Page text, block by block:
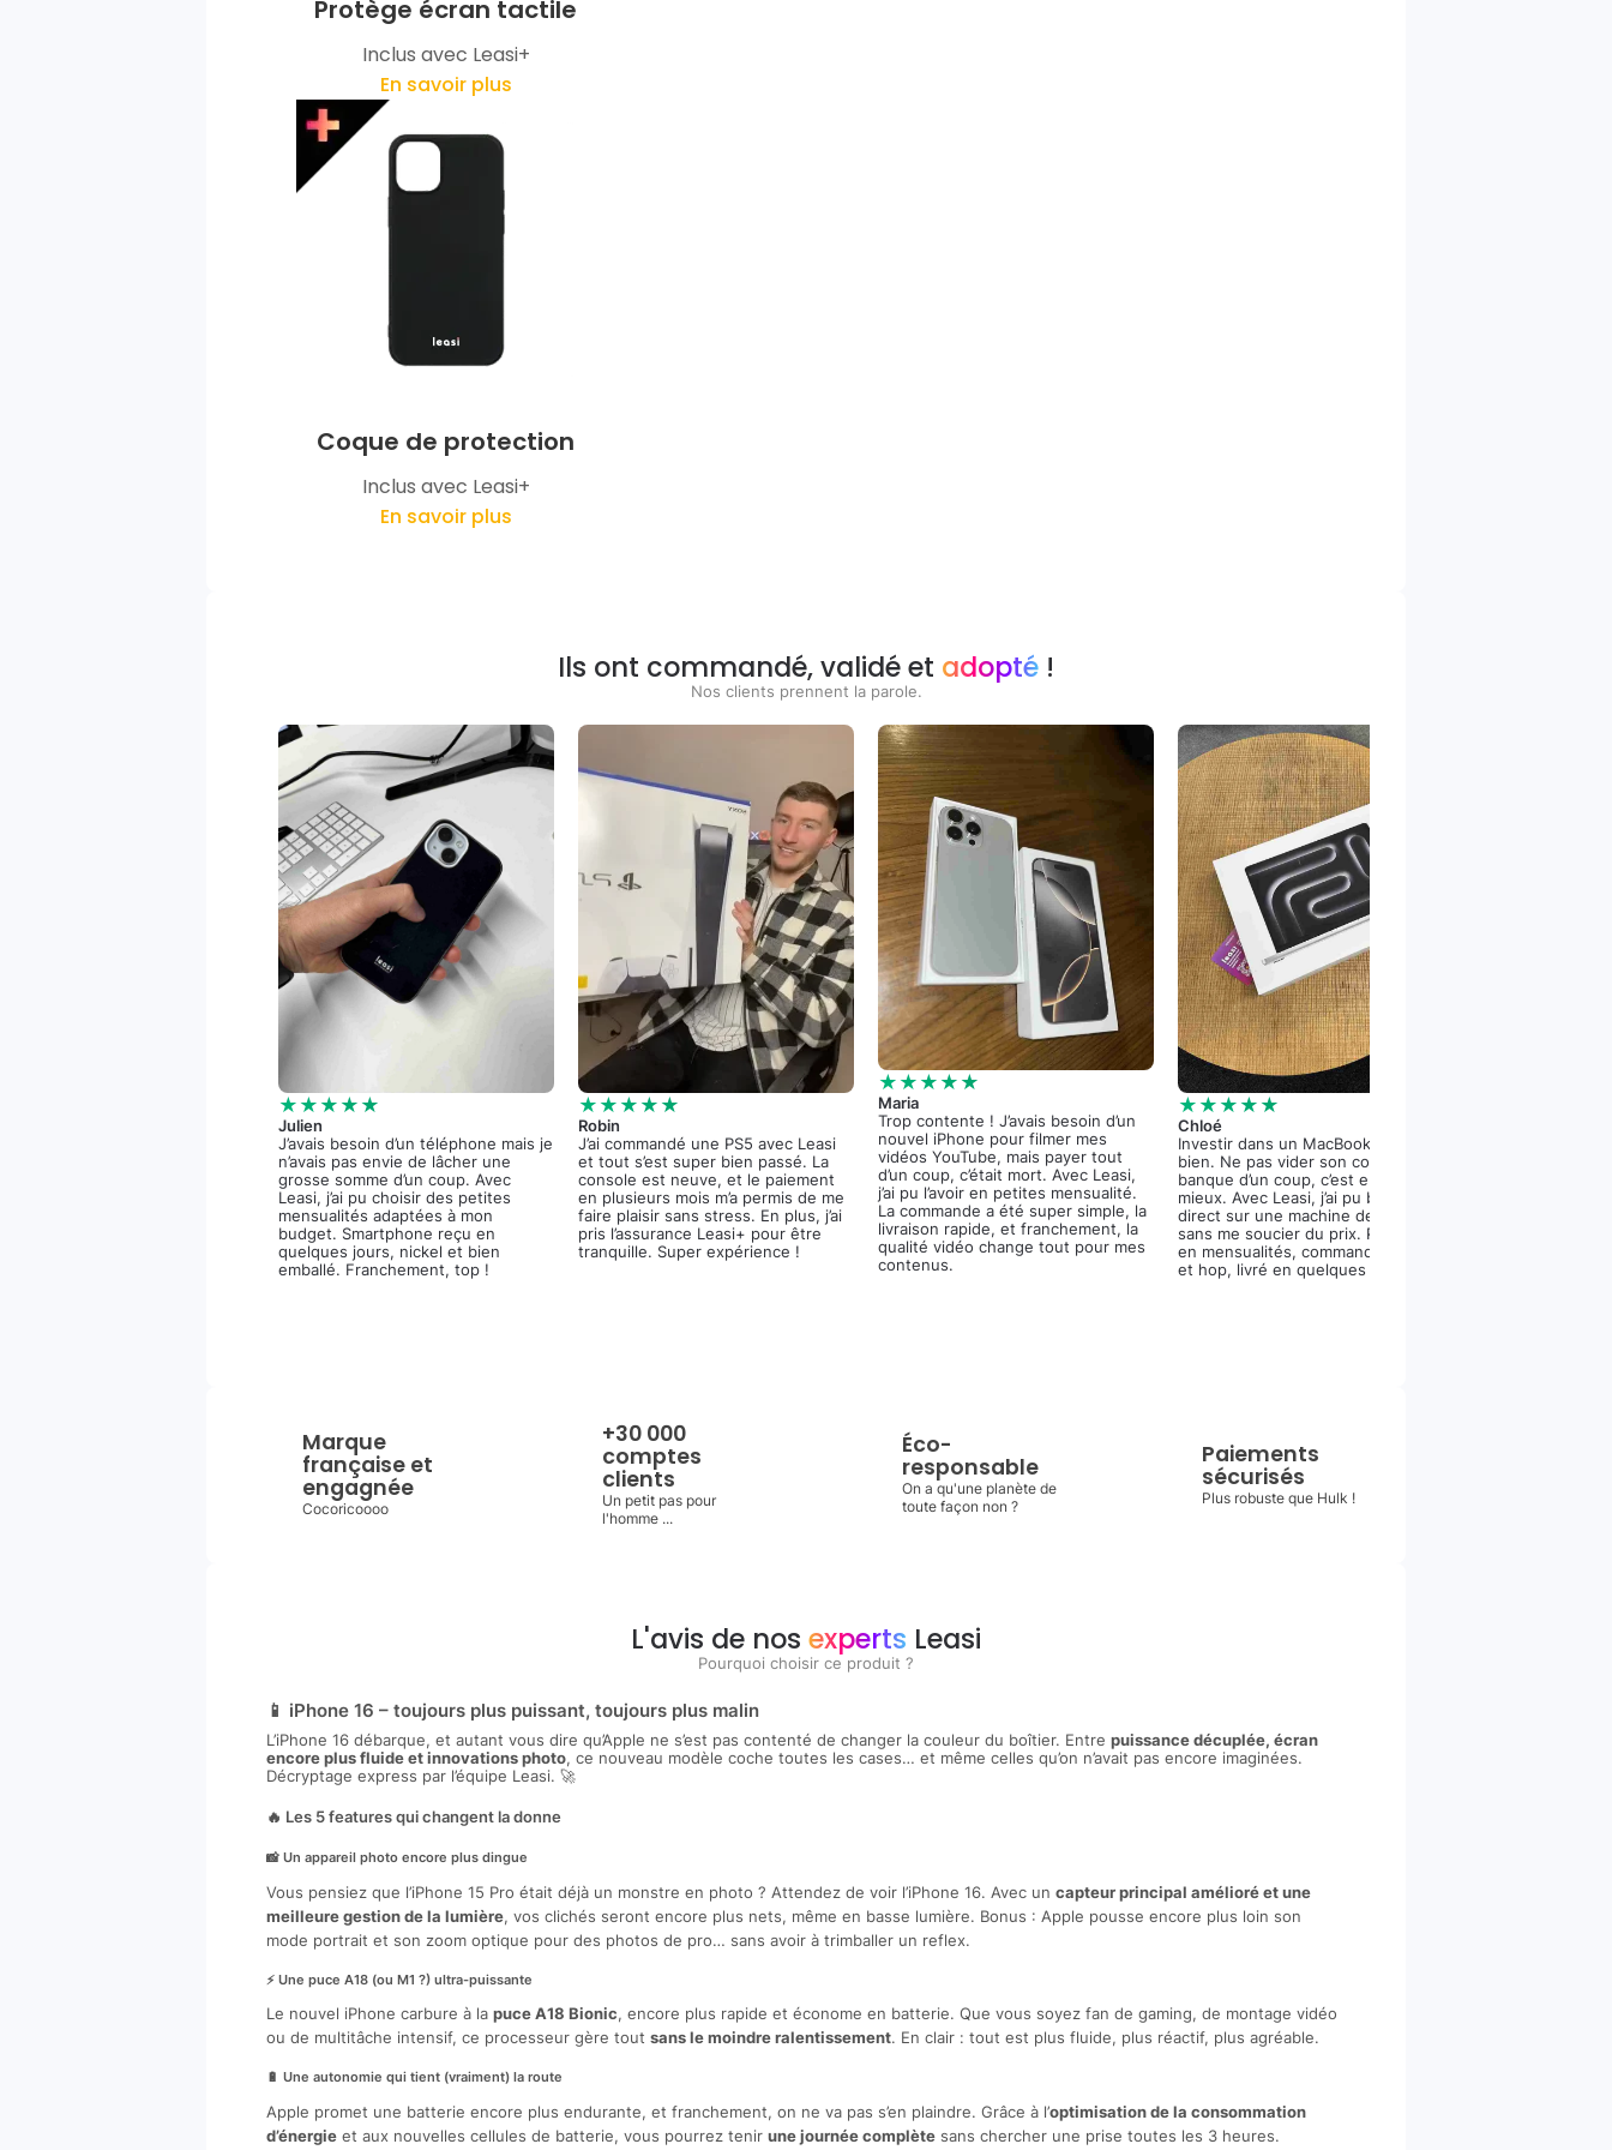
Protège écran tactile
Inclus avec Leasi+
En savoir plus
Coque de protection
Inclus avec Leasi+
En savoir plus
Ils ont commandé, validé et adopté !
Nos clients prennent la parole.
★★★★★
Julien
J’avais besoin d’un téléphone mais je
n’avais pas envie de lâcher une
grosse somme d’un coup. Avec
Leasi, j’ai pu choisir des petites
mensualités adaptées à mon
budget. Smartphone reçu en
quelques jours, nickel et bien
emballé. Franchement, top !
★★★★★
Robin
J’ai commandé une PS5 avec Leasi
et tout s’est super bien passé. La
console est neuve, et le paiement
en plusieurs mois m’a permis de me
faire plaisir sans stress. En plus, j’ai
pris l’assurance Leasi+ pour être
tranquille. Super expérience !
★★★★★
Maria
Trop contente ! J’avais besoin d’un
nouvel iPhone pour filmer mes
vidéos YouTube, mais payer tout
d’un coup, c’était mort. Avec Leasi,
j’ai pu l’avoir en petites mensualité.
La commande a été super simple, la
livraison rapide, et franchement, la
qualité vidéo change tout pour mes
contenus.
★★★★★
Chloé
Investir dans un MacBook Pro, c’est
bien. Ne pas vider son compte en
banque d’un coup, c’est encore
mieux. Avec Leasi, j’ai pu bosser
direct sur une machine de compet’
sans me soucier du prix. Paiement
en mensualités, commande fluide,
et hop, livré en quelques jours.
Marque
française et
engagnée
Cocoricoooo
+30 000
comptes
clients
Un petit pas pour
l'homme ...
Éco-
responsable
On a qu'une planète de
toute façon non ?
Paiements
sécurisés
Plus robuste que Hulk !
L'avis de nos experts Leasi
Pourquoi choisir ce produit ?
📱 iPhone 16 – toujours plus puissant, toujours plus malin
L’iPhone 16 débarque, et autant vous dire qu’Apple ne s’est pas contenté de changer la couleur du boîtier. Entre puissance décuplée, écran
encore plus fluide et innovations photo, ce nouveau modèle coche toutes les cases… et même celles qu’on n’avait pas encore imaginées.
Décryptage express par l’équipe Leasi. 🚀
🔥 Les 5 features qui changent la donne
📸 Un appareil photo encore plus dingue
Vous pensiez que l’iPhone 15 Pro était déjà un monstre en photo ? Attendez de voir l’iPhone 16. Avec un capteur principal amélioré et une
meilleure gestion de la lumière, vos clichés seront encore plus nets, même en basse lumière. Bonus : Apple pousse encore plus loin son
mode portrait et son zoom optique pour des photos de pro… sans avoir à trimballer un reflex.
⚡ Une puce A18 (ou M1 ?) ultra-puissante
Le nouvel iPhone carbure à la puce A18 Bionic, encore plus rapide et économe en batterie. Que vous soyez fan de gaming, de montage vidéo
ou de multitâche intensif, ce processeur gère tout sans le moindre ralentissement. En clair : tout est plus fluide, plus réactif, plus agréable.
🔋 Une autonomie qui tient (vraiment) la route
Apple promet une batterie encore plus endurante, et franchement, on ne va pas s’en plaindre. Grâce à l’optimisation de la consommation
d’énergie et aux nouvelles cellules de batterie, vous pourrez tenir une journée complète sans chercher une prise toutes les 3 heures.